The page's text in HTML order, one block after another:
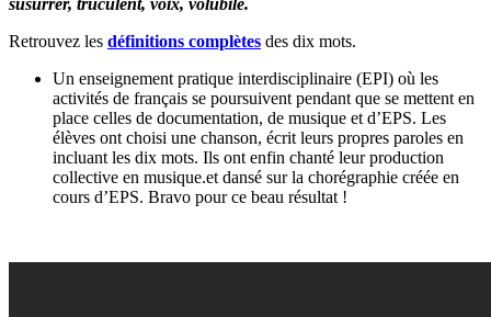
Retrouvez les définitions complètes des dix mots.
Un enseignement pratique interdisciplinaire (EPI) où les
activités de français se poursuivent pendant que se mettent en
place celles de documentation, de musique et d’EPS. Les
élèves ont choisi une chanson, écrit leurs propres paroles en
incluant les dix mots. Ils ont enfin chanté leur production
collective en musique.et dansé sur la chorégraphie créée en
cours d’EPS. Bravo pour ce beau résultat !